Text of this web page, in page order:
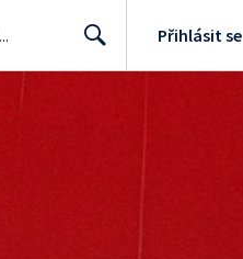
Přihlásit se